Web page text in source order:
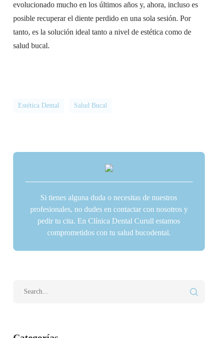
evolucionado mucho en los últimos años y, ahora, incluso es
posible recuperar el diente perdido en una sola sesión. Por
tanto, es la solución ideal tanto a nivel de estética como de
salud bucal.
Estética Dental Salud Bucal
Si tienes alguna duda o necesitas de nuestros
profesionales, no dudes en contactar con nosotros y
pedir tu cita. En Clínica Dental Curull estamos
comprometidos con tu salud bucodental.